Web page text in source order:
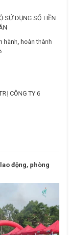
ĐẦU NĂM
SỬ DỤNG SỐ TIỀN
hoàn thành
động, phòng